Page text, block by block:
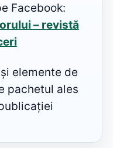
Facebook:
– revistă
elemente de
pachetul ales